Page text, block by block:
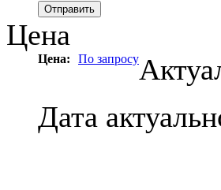
Цена
Цена: По запросу
Дата